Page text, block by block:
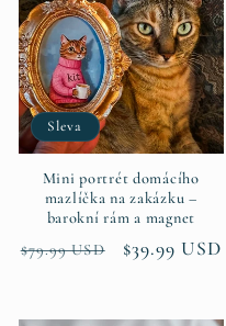
Sleva
Mini portrét domácího
mazlíčka na zakázku –
barokní rám a magnet
Běžná
$79.99 USD
Výprodejová
$39.99 USD